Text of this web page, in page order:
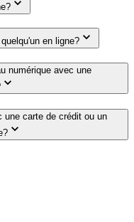
en ligne?
numérique avec une
une carte de crédit ou un